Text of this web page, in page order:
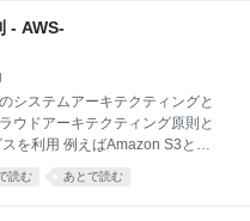
前解決での切り替えなどはよく
より短くできない」、「DNS
しまう」などのデメリットを考
ーバーへのフェイルオーバー
る。 しかしクラウドによって
- AWS-
システムアーキテクティングと
ウドアーキテクティング原則と
を利用 例えばAmazon S3とい
を考えてみる。これは耐久性が
ので、Amazon EC2を使って似
読む あとで読む